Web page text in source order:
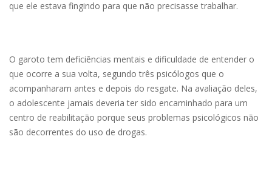
que ele estava fingindo para que não precisasse trabalhar.
O garoto tem deficiências mentais e dificuldade de entender o
que ocorre a sua volta, segundo três psicólogos que o
acompanharam antes e depois do resgate. Na avaliação deles,
o adolescente jamais deveria ter sido encaminhado para um
centro de reabilitação porque seus problemas psicológicos não
são decorrentes do uso de drogas.